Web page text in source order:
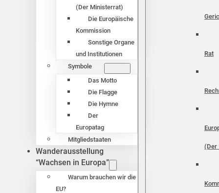
(Der Ministerrat)
Die Europäische
Kommission
Sonstige Organe
und Institutionen
Symbole
Das Motto
Die Flagge
Die Hymne
Der
Europatag
Mitgliedstaaten
Wanderausstellung
“Wachsen in Europa”
Warum brauchen wir die
EU?
Rat
(Der